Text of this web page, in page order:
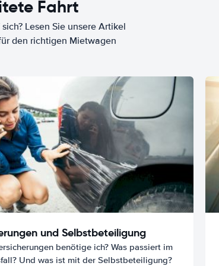
Fahrt
Lesen Sie unsere Artikel
den richtigen Mietwagen
und Selbstbeteiligung
benötige ich? Was passiert im
Und was ist mit der Selbstbeteiligung?